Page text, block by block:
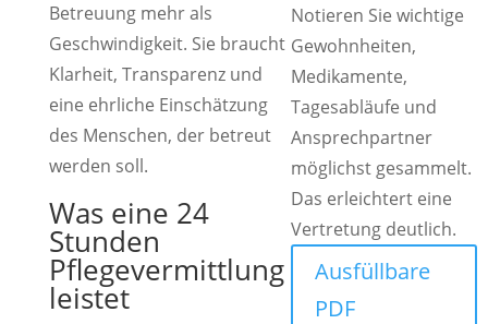
Betreuung mehr als
Geschwindigkeit. Sie braucht
Klarheit, Transparenz und
eine ehrliche Einschätzung
des Menschen, der betreut
werden soll.
Was eine 24
Stunden
Pflegevermittlung
leistet
Notieren Sie wichtige
Gewohnheiten,
Medikamente,
Tagesabläufe und
Ansprechpartner
möglichst gesammelt.
Das erleichtert eine
Vertretung deutlich.
Ausfüllbare
PDF